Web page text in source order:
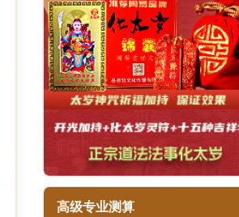
高级专业测算